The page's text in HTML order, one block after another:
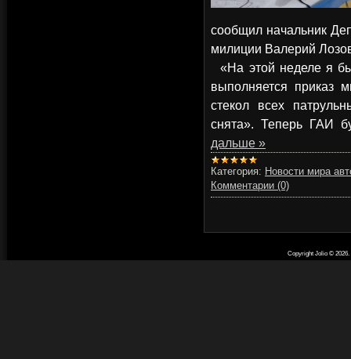
сообщил начальник
милиции Валерий
«На этой неделе я
выполняется приказ
стекол всех
снята». Теперь ГАИ
дальше »
Категория: Новости мира
Комментарии (0)
Copyright Jolio © 2026.